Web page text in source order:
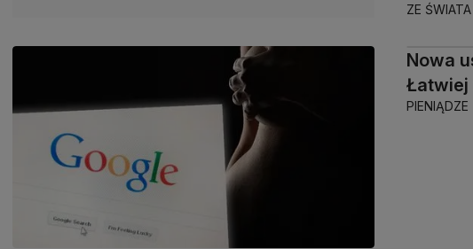
ZE ŚWIATA
Nowa
Łatwiej
PIENIĄDZE